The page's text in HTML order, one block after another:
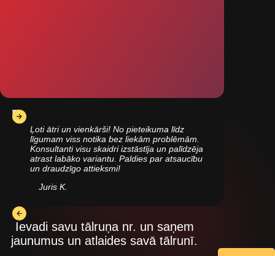
Ļoti ātri un vienkārši! No pieteikuma līdz
līgumam viss notika bez liekām problēmām.
Konsultanti visu skaidri izstāstīja un palīdzēja
atrast labāko variantu. Paldies par atsaucību
un draudzīgo attieksmi!
Juris K.
Ievadi savu tālruņa nr. un saņem
jaunumus un atlaides savā tālrunī.